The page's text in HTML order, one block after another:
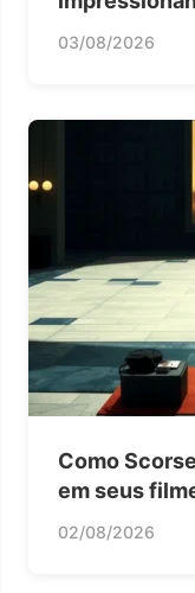
03/08/2026
Como
em seus
02/08/2026